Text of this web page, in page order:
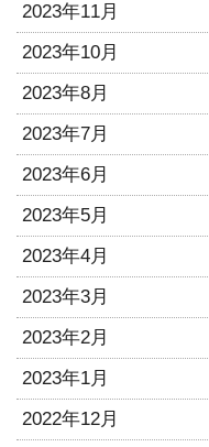
2023年11月
2023年10月
2023年8月
2023年7月
2023年6月
2023年5月
2023年4月
2023年3月
2023年2月
2023年1月
2022年12月